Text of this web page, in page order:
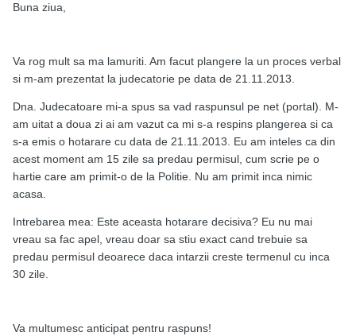
Buna ziua,
Va rog mult sa ma lamuriti. Am facut plangere la un proces verbal
si m-am prezentat la judecatorie pe data de 21.11.2013.
Dna. Judecatoare mi-a spus sa vad raspunsul pe net (portal). M-
am uitat a doua zi ai am vazut ca mi s-a respins plangerea si ca
s-a emis o hotarare cu data de 21.11.2013. Eu am inteles ca din
acest moment am 15 zile sa predau permisul, cum scrie pe o
hartie care am primit-o de la Politie. Nu am primit inca nimic
acasa.
Intrebarea mea: Este aceasta hotarare decisiva? Eu nu mai
vreau sa fac apel, vreau doar sa stiu exact cand trebuie sa
predau permisul deoarece daca intarzii creste termenul cu inca
30 zile.
Va multumesc anticipat pentru raspuns!